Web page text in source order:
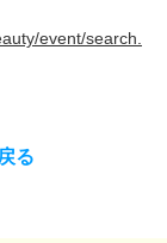
event/search.
る